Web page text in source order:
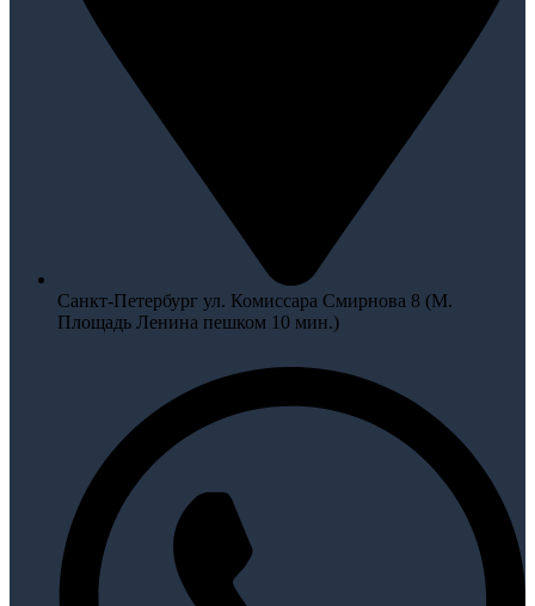
Санкт-Петербург ул. Комиссара Смирнова 8 (М.
Площадь Ленина пешком 10 мин.)